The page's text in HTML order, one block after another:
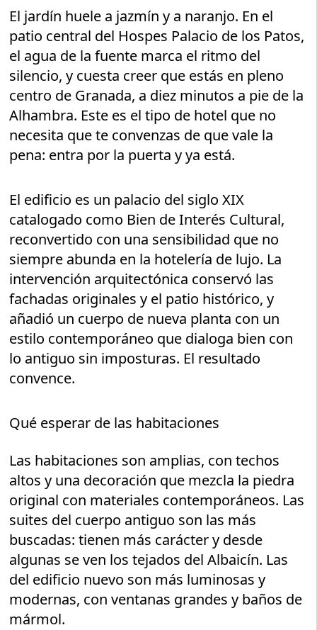
El jardín huele a jazmín y a naranjo. En el
patio central del Hospes Palacio de los Patos,
el agua de la fuente marca el ritmo del
silencio, y cuesta creer que estás en pleno
centro de Granada, a diez minutos a pie de la
Alhambra. Este es el tipo de hotel que no
necesita que te convenzas de que vale la
pena: entra por la puerta y ya está.
El edificio es un palacio del siglo XIX
catalogado como Bien de Interés Cultural,
reconvertido con una sensibilidad que no
siempre abunda en la hotelería de lujo. La
intervención arquitectónica conservó las
fachadas originales y el patio histórico, y
añadió un cuerpo de nueva planta con un
estilo contemporáneo que dialoga bien con
lo antiguo sin imposturas. El resultado
convence.
Qué esperar de las habitaciones
Las habitaciones son amplias, con techos
altos y una decoración que mezcla la piedra
original con materiales contemporáneos. Las
suites del cuerpo antiguo son las más
buscadas: tienen más carácter y desde
algunas se ven los tejados del Albaicín. Las
del edificio nuevo son más luminosas y
modernas, con ventanas grandes y baños de
mármol.